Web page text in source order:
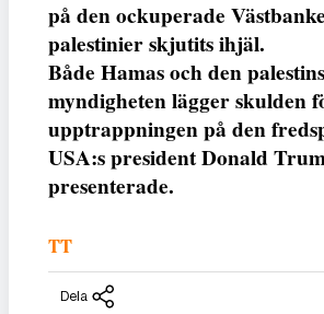
på den ockuperade
palestinier skjutits ihjäl.
Både Hamas och den
myndigheten lägger skulden
upptrappningen på den
USA:s president Donald
presenterade.
TT
Dela